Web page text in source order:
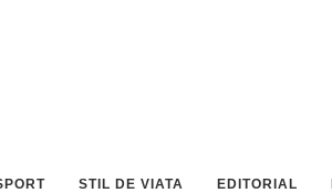
STIL DE VIATA EDITORIAL